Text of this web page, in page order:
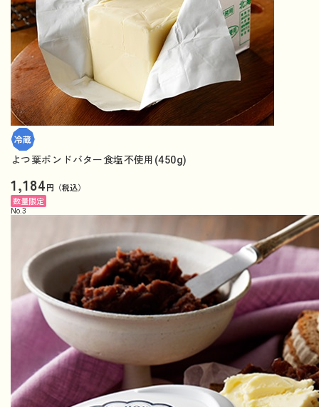
よつ葉ポンドバター食塩不使用(450g)
1,184円（税込）
数量限定
No. 3